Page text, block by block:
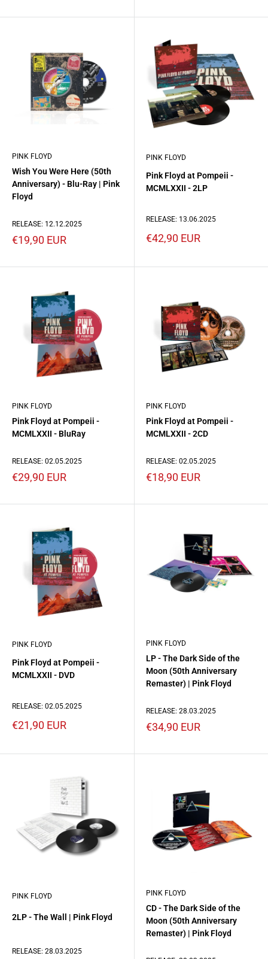
PINK FLOYD
Wish You Were Here (50th
Anniversary) - Blu-Ray | Pink
Floyd
RELEASE: 12.12.2025
Prezzo
€19,90 EUR
PINK FLOYD
Pink Floyd at Pompeii -
MCMLXXII - 2LP
RELEASE: 13.06.2025
Prezzo
€42,90 EUR
PINK FLOYD
Pink Floyd at Pompeii -
MCMLXXII - BluRay
RELEASE: 02.05.2025
Prezzo
€29,90 EUR
PINK FLOYD
Pink Floyd at Pompeii -
MCMLXXII - 2CD
RELEASE: 02.05.2025
Prezzo
€18,90 EUR
PINK FLOYD
Pink Floyd at Pompeii -
MCMLXXII - DVD
RELEASE: 02.05.2025
Prezzo
€21,90 EUR
PINK FLOYD
LP - The Dark Side of the
Moon (50th Anniversary
Remaster) | Pink Floyd
RELEASE: 28.03.2025
Prezzo
€34,90 EUR
PINK FLOYD
2LP - The Wall | Pink Floyd
RELEASE: 28.03.2025
PINK FLOYD
CD - The Dark Side of the
Moon (50th Anniversary
Remaster) | Pink Floyd